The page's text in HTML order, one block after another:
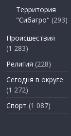
Территория
"Сибагро" (293)
Происшествия
(1 283)
Религия (228)
Сегодня в округе
(1 272)
Спорт (1 087)